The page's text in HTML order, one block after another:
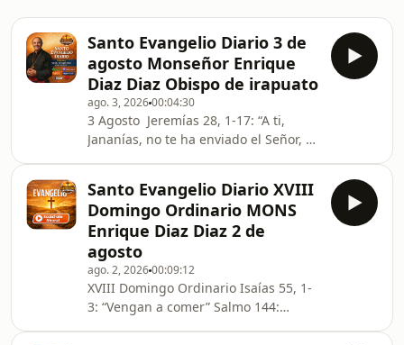
Santo Evangelio Diario 3 de
agosto Monseñor Enrique
Diaz Diaz Obispo de irapuato
ago. 3, 202600:04:30
3 Agosto Jeremías 28, 1-17: “A ti,
Jananías, no te ha enviado el Señor, y
Señor, tus mandamientos” San Mateo
14, 22-36: “Mándame ir a ti
caminando sobre el agua” Hay en el
pasaje de este día muchas
enseñanzas para nuestra vida. En un
primer momento encontramos a Jesús
haciendo oración. Lo repite tanto el
evangelio que nos parece n
Santo Evangelio Diario XVIII
Domingo Ordinario MONS
Enrique Diaz Diaz 2 de
agosto
ago. 2, 202600:09:12
XVIII Domingo Ordinario Isaías 55, 1-
3: “Vengan a comer” Salmo 144: